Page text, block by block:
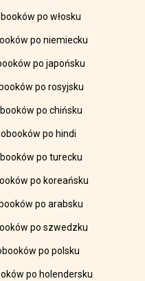
po włosku
po niemiecku
po japońsku
po rosyjsku
po chińsku
po hindi
po turecku
po koreańsku
po arabsku
po szwedzku
po polsku
po holendersku